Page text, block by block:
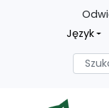
Przejdź
treści
Przejdź
menu
Przejdź
Przejdź
mapy
Język
Szukaj